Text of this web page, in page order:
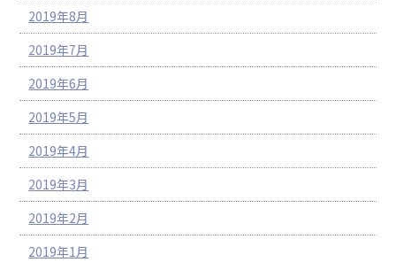
2019年8月
2019年7月
2019年6月
2019年5月
2019年4月
2019年3月
2019年2月
2019年1月